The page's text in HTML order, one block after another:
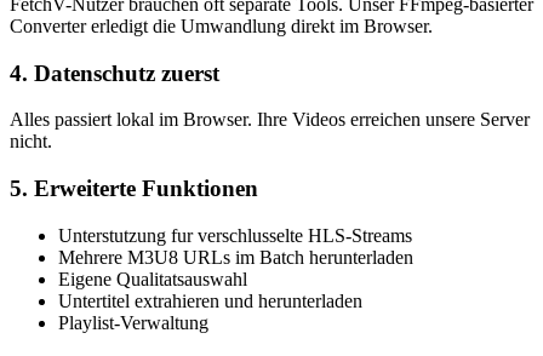
FetchV-Nutzer brauchen oft separate Tools. Unser FFmpeg-basierter
Converter erledigt die Umwandlung direkt im Browser.
4. Datenschutz zuerst
Alles passiert lokal im Browser. Ihre Videos erreichen unsere Server
nicht.
5. Erweiterte Funktionen
Unterstutzung fur verschlusselte HLS-Streams
Mehrere M3U8 URLs im Batch herunterladen
Eigene Qualitatsauswahl
Untertitel extrahieren und herunterladen
Playlist-Verwaltung